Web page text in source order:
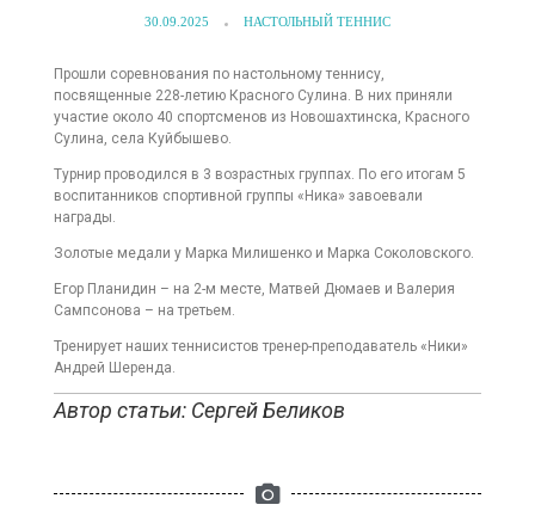
30.09.2025 НАСТОЛЬНЫЙ ТЕННИС
Прошли соревнования по настольному теннису,
посвященные 228-летию Красного Сулина. В них приняли
участие около 40 спортсменов из Новошахтинска, Красного
Сулина, села Куйбышево.
Турнир проводился в 3 возрастных группах. По его итогам 5
воспитанников спортивной группы «Ника» завоевали
награды.
Золотые медали у Марка Милишенко и Марка Соколовского.
Егор Планидин – на 2-м месте, Матвей Дюмаев и Валерия
Сампсонова – на третьем.
Тренирует наших теннисистов тренер-преподаватель «Ники»
Андрей Шеренда.
Автор статьи: Сергей Беликов